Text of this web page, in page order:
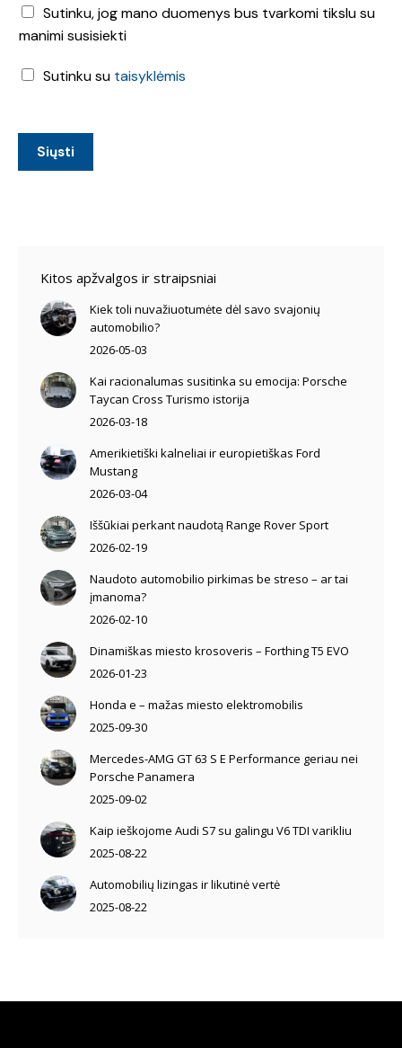
D
o
m
e
t
a
Sutinku, jog mano duomenys bus tvarkomi tikslu su
manimi susisiekti
T
Sutinku su taisyklėmis
Siųsti
Kitos apžvalgos ir straipsniai
Kiek toli nuvažiuotumėte dėl savo svajonių
automobilio?
2026-05-03
Kai racionalumas susitinka su emocija: Porsche
Taycan Cross Turismo istorija
2026-03-18
Amerikietiški kalneliai ir europietiškas Ford
Mustang
2026-03-04
Iššūkiai perkant naudotą Range Rover Sport
2026-02-19
Naudoto automobilio pirkimas be streso – ar tai
įmanoma?
2026-02-10
Dinamiškas miesto krosoveris – Forthing T5 EVO
2026-01-23
Honda e – mažas miesto elektromobilis
2025-09-30
Mercedes-AMG GT 63 S E Performance geriau nei
Porsche Panamera
2025-09-02
Kaip ieškojome Audi S7 su galingu V6 TDI varikliu
2025-08-22
Automobilių lizingas ir likutinė vertė
2025-08-22